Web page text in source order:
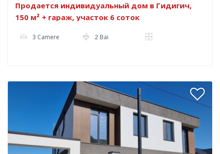
Продается индивидуальный дом в Гидигич,
150 м² + гараж, участок 6 соток
3 Camere 2 Bai